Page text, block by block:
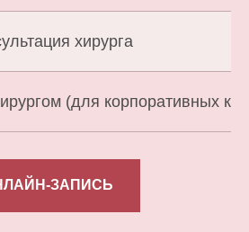
хирурга
(для корпоративных
ЗАПИСЬ